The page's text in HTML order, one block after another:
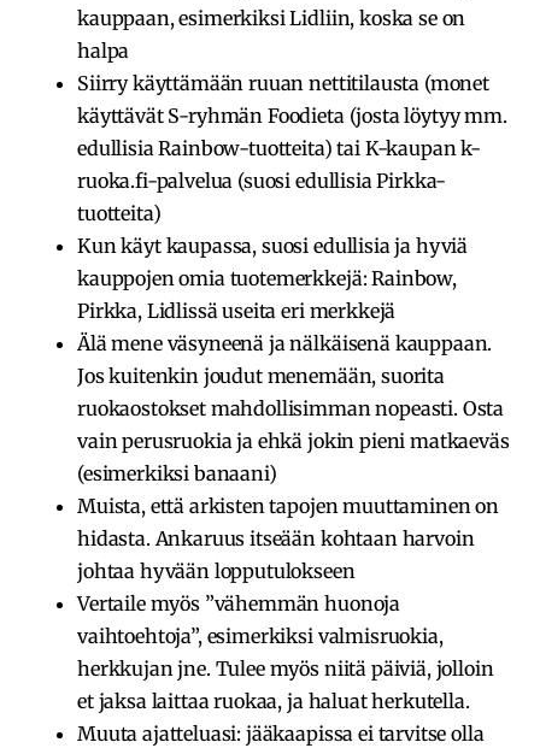
kauppaan, esimerkiksi Lidliin, koska se on
halpa
Siirry käyttämään ruuan nettitilausta (monet
käyttävät S-ryhmän Foodieta (josta löytyy mm.
edullisia Rainbow-tuotteita) tai K-kaupan k-
ruoka.fi-palvelua (suosi edullisia Pirkka-
tuotteita)
Kun käyt kaupassa, suosi edullisia ja hyviä
kauppojen omia tuotemerkkejä: Rainbow,
Pirkka, Lidlissä useita eri merkkejä
Älä mene väsyneenä ja nälkäisenä kauppaan.
Jos kuitenkin joudut menemään, suorita
ruokaostokset mahdollisimman nopeasti. Osta
vain perusruokia ja ehkä jokin pieni matkaeväs
(esimerkiksi banaani)
Muista, että arkisten tapojen muuttaminen on
hidasta. Ankaruus itseään kohtaan harvoin
johtaa hyvään lopputulokseen
Vertaile myös ”vähemmän huonoja
vaihtoehtoja”, esimerkiksi valmisruokia,
herkkujan jne. Tulee myös niitä päiviä, jolloin
et jaksa laittaa ruokaa, ja haluat herkutella.
Muuta ajatteluasi: jääkaapissa ei tarvitse olla